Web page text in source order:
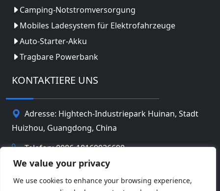
We value your privacy
We use cookies to enhance your browsing experience,
Camping-Notstromversorgung
Mobiles Ladesystem für Elektrofahrzeuge
Auto-Starter-Akku
Tragbare Powerbank
KONTAKTIERE UNS
Adresse: Hightech-Industriepark Huinan, Stadt
Huizhou, Guangdong, China
Telefon: 0086-18169936698
info@jbbatterychina.com